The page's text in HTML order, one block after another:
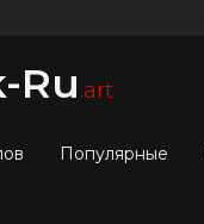
Ru.art
Популярные